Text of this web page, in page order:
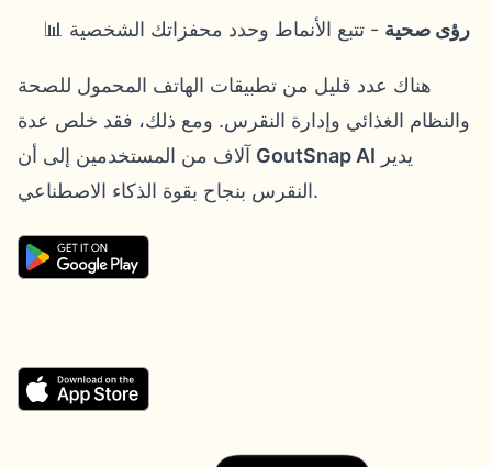
📊
رؤى صحية - تتبع الأنماط وحدد محفزاتك الشخصية
هناك عدد قليل من تطبيقات الهاتف المحمول للصحة
والنظام الغذائي وإدارة النقرس. ومع ذلك، فقد خلص عدة
GoutSnap AI
النقرس بنجاح بقوة الذكاء الاصطناعي.